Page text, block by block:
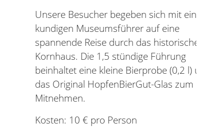
Unsere Besucher begeben sich mit einem
kundigen Museumsführer auf eine
spannende Reise durch das historische
Kornhaus. Die 1,5 stündige Führung
beinhaltet eine kleine Bierprobe (0,2 l) und
das Original HopfenBierGut-Glas zum
Mitnehmen.
Kosten: 10 € pro Person